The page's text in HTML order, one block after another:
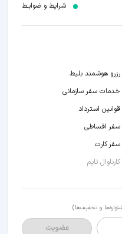
شرایط و ضوابـط
رزرو هوشمند بلیط
خدمات سفر سازمانی
قوانین استرداد
سفر اقساطی
سفر کارت
کارناوال تایم
و تخفیف‌ها)
عضویت